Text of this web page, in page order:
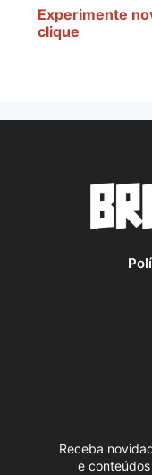
Experimente
clique
Receba
e